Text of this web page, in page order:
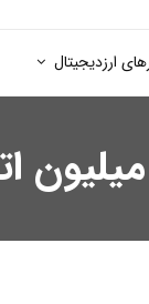
ارزدیجیتال